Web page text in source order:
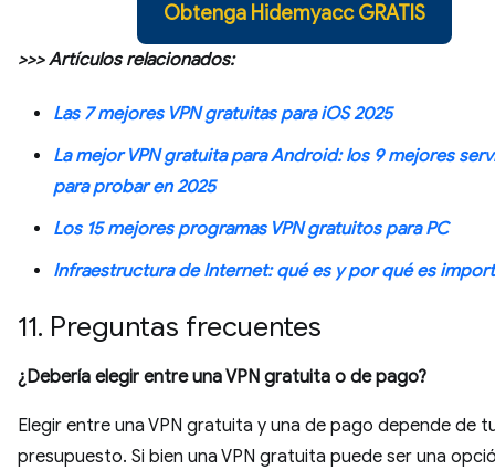
Obtenga Hidemyacc GRATIS
>>> Artículos relacionados:
Las 7 mejores VPN gratuitas para iOS 2025
La mejor VPN gratuita para Android: los 9 mejores
para probar en 2025
Los 15 mejores programas VPN gratuitos para PC
Infraestructura de Internet: qué es y por qué es
11. Preguntas frecuentes
¿Debería elegir entre una VPN gratuita o de pago?
Elegir entre una VPN gratuita y una de pago depende de
presupuesto. Si bien una VPN gratuita puede ser una